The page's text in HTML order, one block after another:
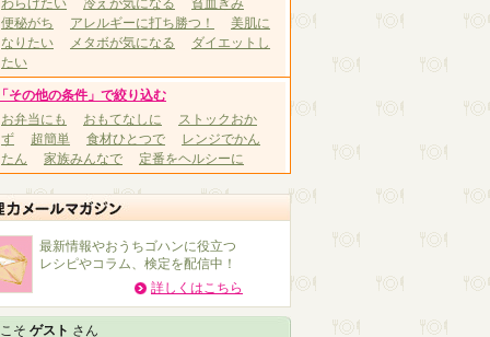
わらげたい
冷えが気になる
貧血ぎみ
便秘がち
アレルギーに打ち勝つ！
美肌に
なりたい
メタボが気になる
ダイエットし
たい
その他の条件」で絞り込む
お弁当にも
おもてなしに
ストックおか
ず
超簡単 食材ひとつで
レンジでかん
たん
家族みんなで 定番をヘルシーに
最新情報やおうちゴハンに役立つ
レシピやコラム、検定を配信中！
詳しくはこちら
そ ゲスト さん